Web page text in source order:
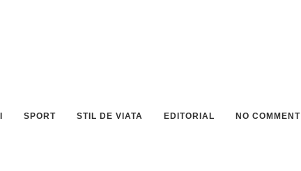
SPORT STIL DE VIATA EDITORIAL NO COMMENT